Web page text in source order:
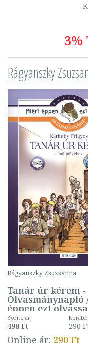
Rágyanszky
Rágyanszky Zsuzsanna
Tanár úr kérem -
Olvasmánynapló
éppen ezt
Borító ár:
498 Ft 290
Online ár: 290 Ft